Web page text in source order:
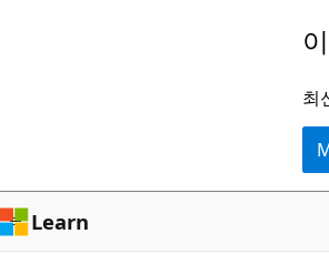
로
건
최
Learn